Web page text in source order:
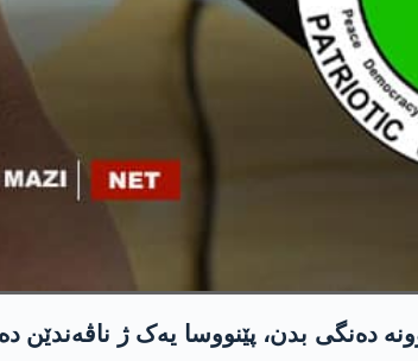
دەنگی بدن، پێنووسا یەک ژ ناڤەندێن